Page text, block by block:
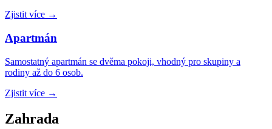
Zjistit více →
Apartmán
Samostatný apartmán se dvěma pokoji, vhodný pro skupiny a
rodiny až do 6 osob.
Zjistit více →
Zahrada